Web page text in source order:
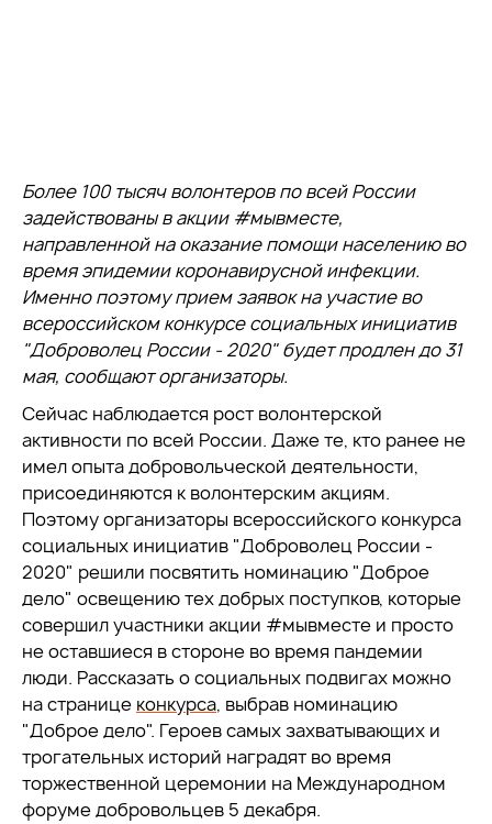
Более 100 тысяч волонтеров по всей России
задействованы в акции #мывместе,
направленной на оказание помощи населению во
время эпидемии коронавирусной инфекции.
Именно поэтому прием заявок на участие во
всероссийском конкурсе социальных инициатив
"Доброволец России - 2020" будет продлен до 31
мая, сообщают организаторы.
Сейчас наблюдается рост волонтерской
активности по всей России. Даже те, кто ранее не
имел опыта добровольческой деятельности,
присоединяются к волонтерским акциям.
Поэтому организаторы всероссийского конкурса
социальных инициатив "Доброволец России -
2020" решили посвятить номинацию "Доброе
дело" освещению тех добрых поступков, которые
совершил участники акции #мывместе и просто
не оставшиеся в стороне во время пандемии
люди. Рассказать о социальных подвигах можно
на странице конкурса, выбрав номинацию
"Доброе дело". Героев самых захватывающих и
трогательных историй наградят во время
торжественной церемонии на Международном
форуме добровольцев 5 декабря.